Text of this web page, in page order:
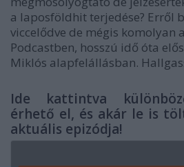
a laposföldhit terjedése? Erről
viccelődve de mégis komolyan
Podcastben, hosszú idő óta
Miklós alapfelállásban.
Ide kattintva
érhető el, és akár le is
aktuális epizódja!